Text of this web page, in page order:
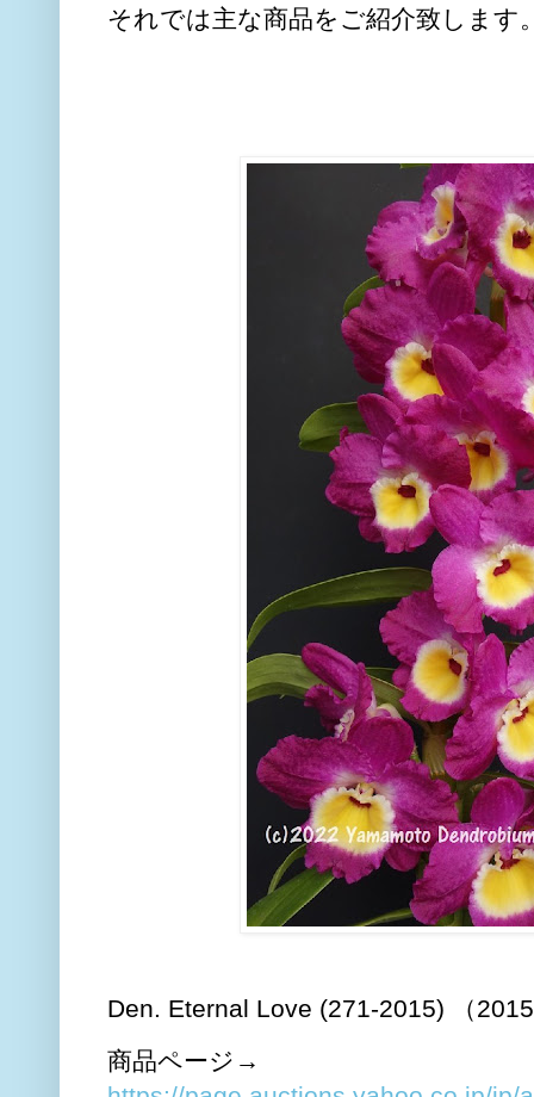
それでは主な商品をご紹介致します
Den. Eternal Love (271-2015) （
商品ページ→